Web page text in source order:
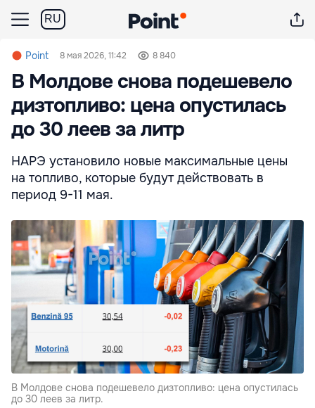
RU
Point 8 мая 2026, 11:42 8 840
В Молдове снова подешевело
дизтопливо: цена опустилась
до 30 леев за литр
НАРЭ установило новые максимальные цены
на топливо, которые будут действовать в
период 9-11 мая.
В Молдове снова подешевело дизтопливо: цена опустилась
до 30 леев за литр.